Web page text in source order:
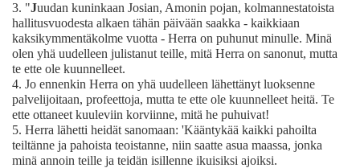
3. "Juudan kuninkaan Josian, Amonin pojan, kolmannestatoista
hallitusvuodesta alkaen tähän päivään saakka - kaikkiaan
kaksikymmentäkolme vuotta - Herra on puhunut minulle. Minä
olen yhä uudelleen julistanut teille, mitä Herra on sanonut, mutta
te ette ole kuunnelleet.
4. Jo ennenkin Herra on yhä uudelleen lähettänyt luoksenne
palvelijoitaan, profeettoja, mutta te ette ole kuunnelleet heitä. Te
ette ottaneet kuuleviin korviinne, mitä he puhuivat!
5. Herra lähetti heidät sanomaan: 'Kääntykää kaikki pahoilta
teiltänne ja pahoista teoistanne, niin saatte asua maassa, jonka
minä annoin teille ja teidän isillenne ikuisiksi ajoiksi.